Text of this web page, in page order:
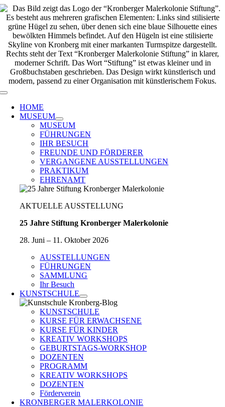
Zum
Inhalt
springen
Toggle
Navigation
HOME
MUSEUM
MUSEUM
FÜHRUNGEN
IHR BESUCH
FREUNDE UND FÖRDERER
VERGANGENE AUSSTELLUNGEN
PRAKTIKUM
EHRENAMT
AKTUELLE AUSSTELLUNG
25 Jahre Stiftung Kronberger Malerkolonie
28. Juni – 11. Oktober 2026
AUSSTELLUNGEN
FÜHRUNGEN
SAMMLUNG
Ihr Besuch
KUNSTSCHULE
KUNSTSCHULE
KURSE FÜR ERWACHSENE
KURSE FÜR KINDER
KREATIV WORKSHOPS
GEBURTSTAGS-WORKSHOP
DOZENTEN
PROGRAMM
KREATIV WORKSHOPS
DOZENTEN
Förderverein
KRONBERGER MALERKOLONIE